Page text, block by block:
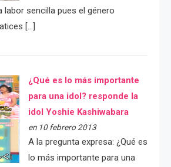
labor sencilla pues el género
[…]
¿Qué es lo más importante
para una idol? responde la
idol Yoshie Kashiwabara
en 10 febrero 2013
A la pregunta expresa: ¿Qué es
lo más importante para una